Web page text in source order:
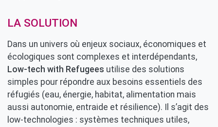
LA SOLUTION
Dans un univers où enjeux sociaux, économiques et
écologiques sont complexes et interdépendants,
Low-tech with Refugees utilise des solutions
simples pour répondre aux besoins essentiels des
réfugiés (eau, énergie, habitat, alimentation mais
aussi autonomie, entraide et résilience). Il s’agit des
low-technologies : systèmes techniques utiles,